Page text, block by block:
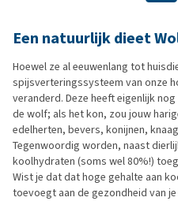
Een natuurlijk dieet
Hoewel ze al eeuwenlang tot
spijsverteringssysteem van onze
veranderd. Deze heeft eigenlijk
de wolf; als het kon, zou jouw
edelherten, bevers, konijnen,
Tegenwoordig worden, naast
koolhydraten (soms wel 80%!)
Wist je dat dat hoge gehalte aan
toevoegt aan de gezondheid van je